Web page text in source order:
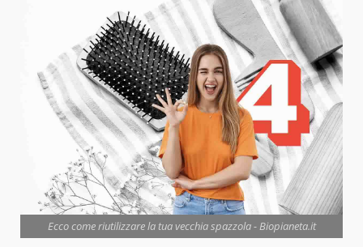
Ecco come riutilizzare la tua vecchia spazzola - Biopianeta.it